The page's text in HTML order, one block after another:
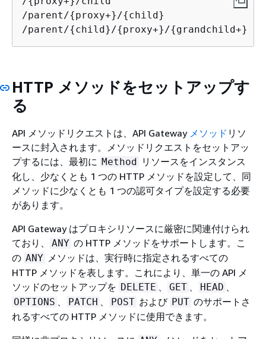
/parent/{proxy+}/{child}
/parent/{child}/{proxy+}/{grandchild+}
HTTP メソッドをセットアップす
る
API メソッドリクエストは、API Gateway メソッド リソ
ースに封入されます。メソッドリクエストをセットアッ
プするには、最初に Method リソースをインスタンス
化し、少なくとも 1 つの HTTP メソッドを設定して、同
メソッドに少なくとも 1 つの認可タイプを設定する必要
があります。
API Gateway はプロキシリソースに厳密に関連付けられ
ており、
ANY の HTTP メソッドをサポートします。こ
の ANY メソッドは、実行時に指定されるすべての
HTTP メソッドを表します。これにより、単一の API メ
ソッドのセットアップを DELETE 、 GET 、 HEAD 、
OPTIONS 、 PATCH 、 POST および PUT のサポートさ
れるすべての HTTP メソッドに使用できます。